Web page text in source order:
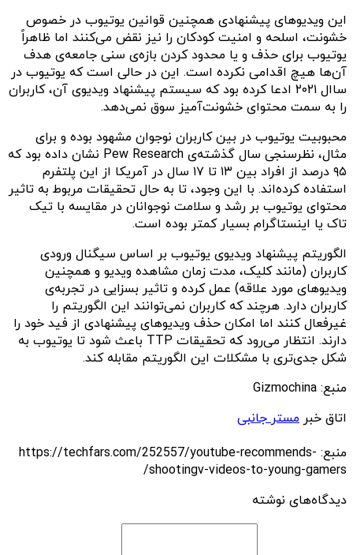
این ویدیوهای پیشنهادی همچنین قوانین یوتیوب در خصوص
خشونت، اسلحه و امنیت کودکان را نیز نقض می‌کنند اما ظاهراً
یوتیوب برای حذف و یا محدود کردن بازه‌ی سنی جامعه‌ی هدف
آن‌ها هیچ اقدامی نکرده است. این در حالی است که یوتیوب در
ساال ۲۰۲۱ ادعا کرده بود که سیستم پیشنهاد ویدیوی آن، کاربران
را به سمت محتوای خشونت‌آمیز سوق نمی‌دهد.
محبوبیت یوتیوب در بین کاربران نوجوان مشهود بوده و برای
مثال، نظرسنجی سال گذشته‌ی Pew Research نشان داده بود که
۹۵ درصد از افراد بین ۱۳ تا ۱۷ سال در آمریکا از این پلتفرم
استفاده کرده‌اند. با این وجود، تا به حال تحقیقات مربوط به تاثیر
محتوای یوتیوب بر رشد و سلامت نوجوانان در مقایسه با تیک
تاک یا اینستاگرام بسیار کمتر بوده است.
الگوریتم پیشنهاد ویدیوی یوتیوب بر اساس سیگنال ورودی
کاربران (مانند کلیک، مدت زمان مشاهده ویدیو و همچنین
ویدیوهای مورد علاقه‌) عمل کرده و تاثیر بسزایی در تجربه‌ی
کاربران دارد. هرچند که کاربران نمی‌توانند این الگوریتم را
غیرفعال کنند اما امکان حذف ویدیوهای پیشنهادی از فید خود را
دارند. انتظار می‌رود که تحقیقات TTP باعث شود تا یوتیوب به‌
شکل جدی‌تری با مشکلات این الگوریتم مقابله کند.
منبع: Gizmochina
اتاق خبر مستر جانبی
منبع: https://techfars.com/252557/youtube-recommends-
shootingv-videos-to-young-gamers/
دیدگاه‌های نوشته